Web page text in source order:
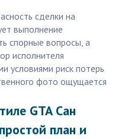
сделки на
выполнение
спорные вопросы, а
исполнителя
условиями риск потерь
фото ощущается
GTA Сан
план и